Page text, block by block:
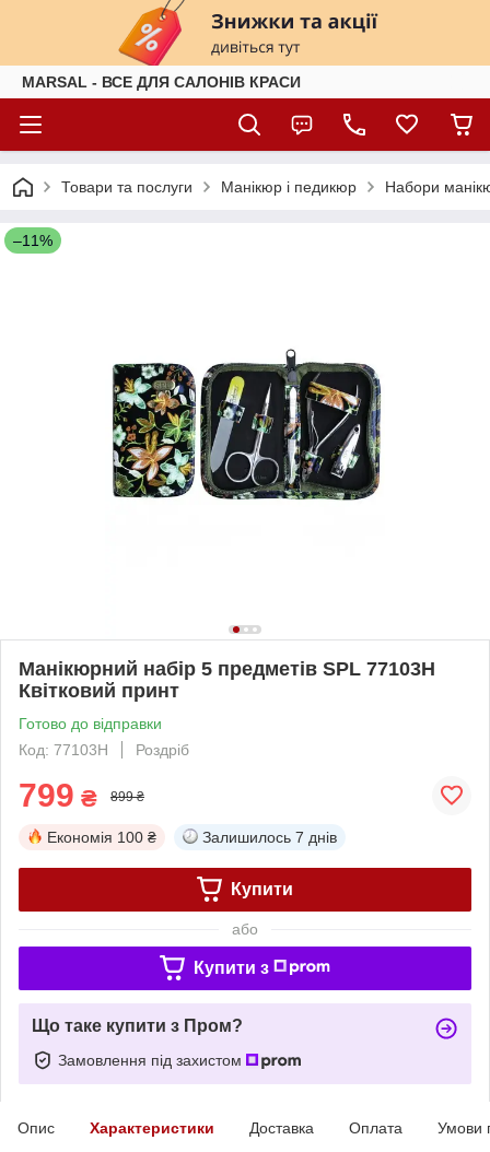
MARSAL - ВСЕ ДЛЯ САЛОНІВ КРАСИ
Товари та послуги Манікюр і педикюр Набори
–11%
Манікюрний набір 5 предметів SPL 77103H
Квітковий принт
Готово до відправки
Код: 77103H
Роздріб
799 ₴ 899 ₴
Економія 100 ₴ Залишилось 7 днів
Купити
або
Купити з
Що таке купити з Пром?
Замовлення під захистом
Опис Характеристики Доставка Оплата Умови